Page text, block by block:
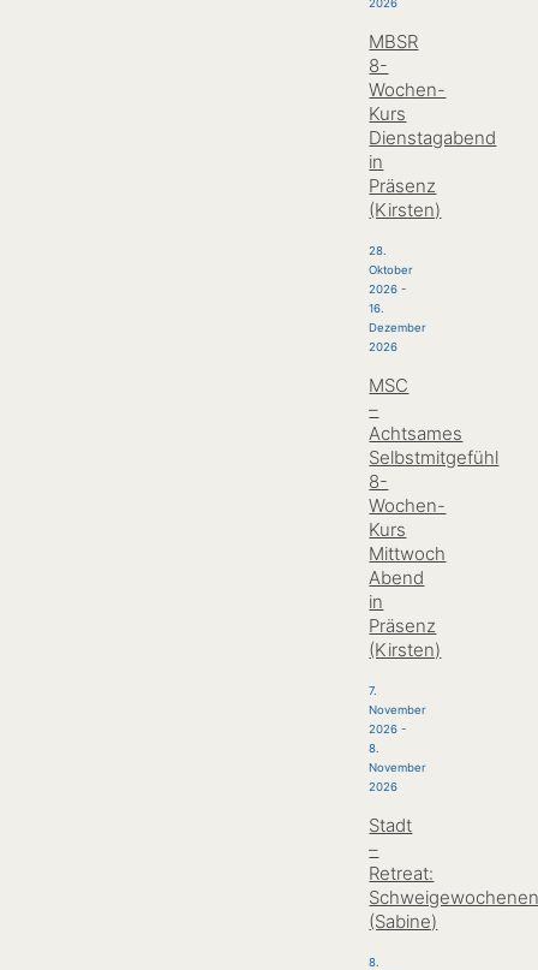
MBSR
8-
Wochen-
Kurs
Dienstagabend
in
Präsenz
(Kirsten)
28.
Oktober
2026 -
16.
Dezember
2026
MSC
–
Achtsames
Selbstmitgefühl
8-
Wochen-
Kurs
Mittwoch
Abend
in
Präsenz
(Kirsten)
7.
November
2026 -
8.
November
2026
Stadt
–
Retreat:
(Sabine)
8.